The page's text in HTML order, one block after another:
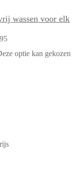
wassen voor elk
optie kan gekozen